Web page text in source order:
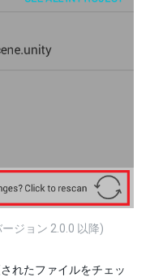
ジョン 2.0.0 以降)
れたファイルをチェッ